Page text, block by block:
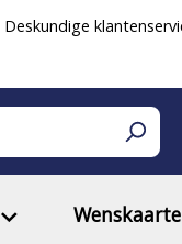
Deskundige